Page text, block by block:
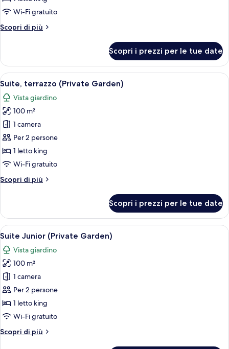
vista
giardino
Wi-Fi gratuito
Scopri di più
Altri
doppia,
vista
giardino
Scopri i prezzi per le tue date
Apri
tutte
le
foto
per
Suite,
terrazzo
(Private
Garden)
Una camera da letto moderna con
8
Suite, terrazzo (Private Garden)
Vista giardino
100 m²
1 camera
Per 2 persone
1 letto king
Wi-Fi gratuito
Scopri di più
Altri
terrazzo
(Private
Garden)
Scopri i prezzi per le tue date
Apri
tutte
le
foto
per
Suite
Junior
(Private
Garden)
Una camera accogliente con un
10
Suite Junior (Private Garden)
Vista giardino
100 m²
1 camera
Per 2 persone
1 letto king
Wi-Fi gratuito
Scopri di più
Altri